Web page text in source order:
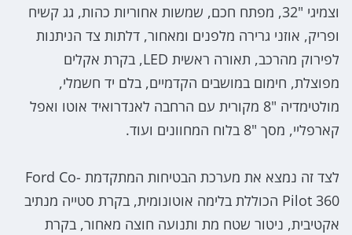
וצמיגי "32, מפתח חכם, שמשות אחוריות כהות, גג קשיח
ופריק, אוזני גרירה מלפנים ומאחור, דלתות צד הניתנות
לפירוק מהרכב, תאורה ראשית LED, בקרת אקלים
מפוצלת, חימום במושבים הקדמיים, בלם יד חשמלי,
מולטימדיה "8 מקורית עם הרחבה לאנדרואיד אוטו ואפל
קארפליי, מסך "8 בלוח המחוונים ועוד.
לצד זה נמצא את מערכת הבטיחות המתקדמת Ford Co-
Pilot 360 הכוללת בלימה אוטונומית, בקרת סטייה מנתיב
אקטיבית, ניטור שטח מת ותנועה חוצה מאחור, בקרת